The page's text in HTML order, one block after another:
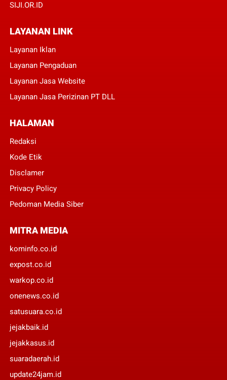
SIJI.OR.ID
LAYANAN LINK
Layanan Iklan
Layanan Pengaduan
Layanan Jasa Website
Layanan Jasa Perizinan PT DLL
HALAMAN
Redaksi
Kode Etik
Disclamer
Privacy Policy
Pedoman Media Siber
MITRA MEDIA
kominfo.co.id
expost.co.id
warkop.co.id
onenews.co.id
satusuara.co.id
jejakbaik.id
jejakkasus.id
suaradaerah.id
update24jam.id